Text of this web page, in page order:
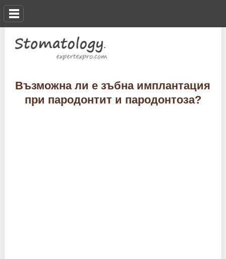
Възможна ли е зъбна имплантация
при пародонтит и пародонтоза?